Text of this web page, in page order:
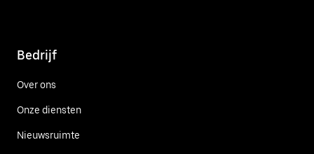
Bedrijf
Over ons
Onze diensten
Nieuwsruimte